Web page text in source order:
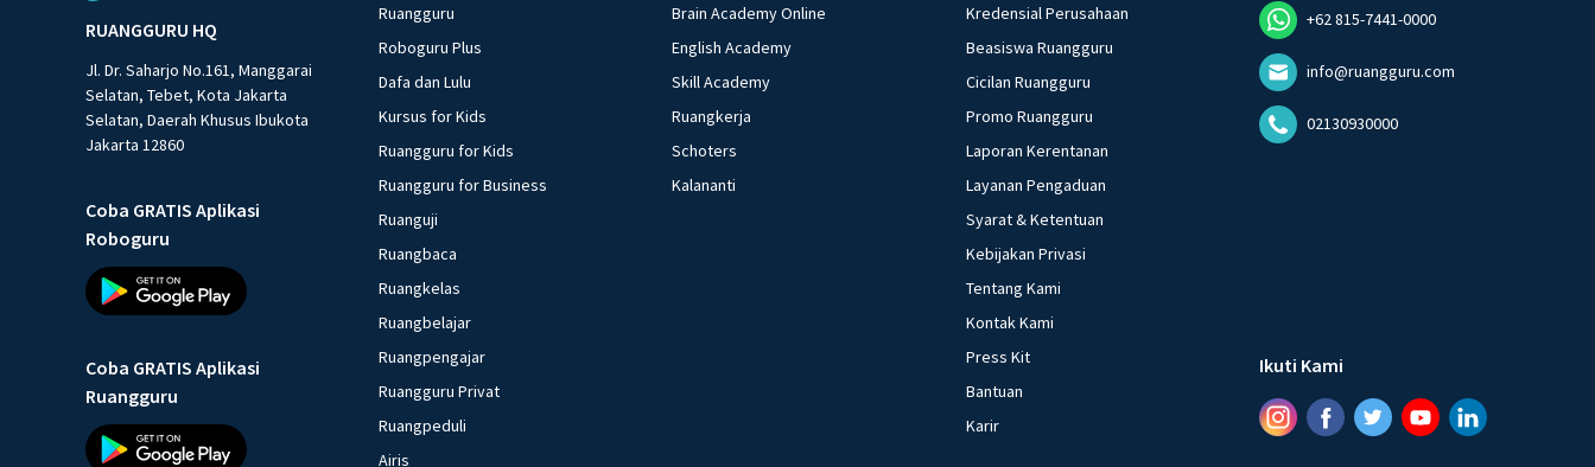
RUANGGURU HQ
Jl. Dr. Saharjo No.161, Manggarai
Selatan, Tebet, Kota Jakarta
Selatan, Daerah Khusus Ibukota
Jakarta 12860
Coba GRATIS Aplikasi
Roboguru
Coba GRATIS Aplikasi
Ruangguru
Ruangguru
Roboguru Plus
Dafa dan Lulu
Kursus for Kids
Ruangguru for Kids
Ruangguru for Business
Ruanguji
Ruangbaca
Ruangkelas
Ruangbelajar
Ruangpengajar
Ruangguru Privat
Ruangpeduli
Airis
Brain Academy Online
English Academy
Skill Academy
Ruangkerja
Schoters
Kalananti
Kredensial Perusahaan
Beasiswa Ruangguru
Cicilan Ruangguru
Promo Ruangguru
Laporan Kerentanan
Layanan Pengaduan
Syarat & Ketentuan
Kebijakan Privasi
Tentang Kami
Kontak Kami
Press Kit
Bantuan
Karir
+62 815-7441-0000
info@ruangguru.com
02130930000
Ikuti Kami